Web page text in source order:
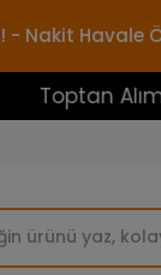
- Nakit
Alımlar İçin